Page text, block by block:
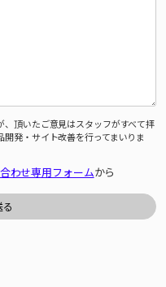
、頂いたご意見はスタッフがすべて拝
発・サイト改善を行ってまいりま
わせ専用フォームから